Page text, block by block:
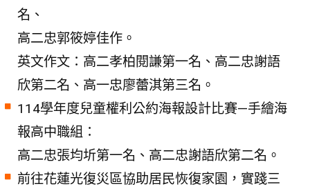
名、
高二忠郭筱婷佳作。
英文作文：高二孝柏閱謙第一名、高二忠謝語
欣第二名、高一忠廖蕾淇第三名。
114學年度兒童權利公約海報設計比賽—手繪海
報高中職組：
高二忠張均圻第一名、高二忠謝語欣第二名。
前往花蓮光復災區協助居民恢復家園，實踐三